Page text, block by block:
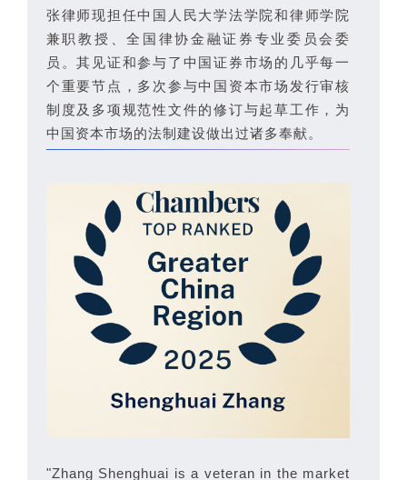
张律师现担任中国人民大学法学院和律师学院
兼职教授、全国律协金融证券专业委员会委
员。其见证和参与了中国证券市场的几乎每一
个重要节点，多次参与中国资本市场发行审核
制度及多项规范性文件的修订与起草工作，为
中国资本市场的法制建设做出过诸多奉献。
"Zhang Shenghuai is a veteran in the market